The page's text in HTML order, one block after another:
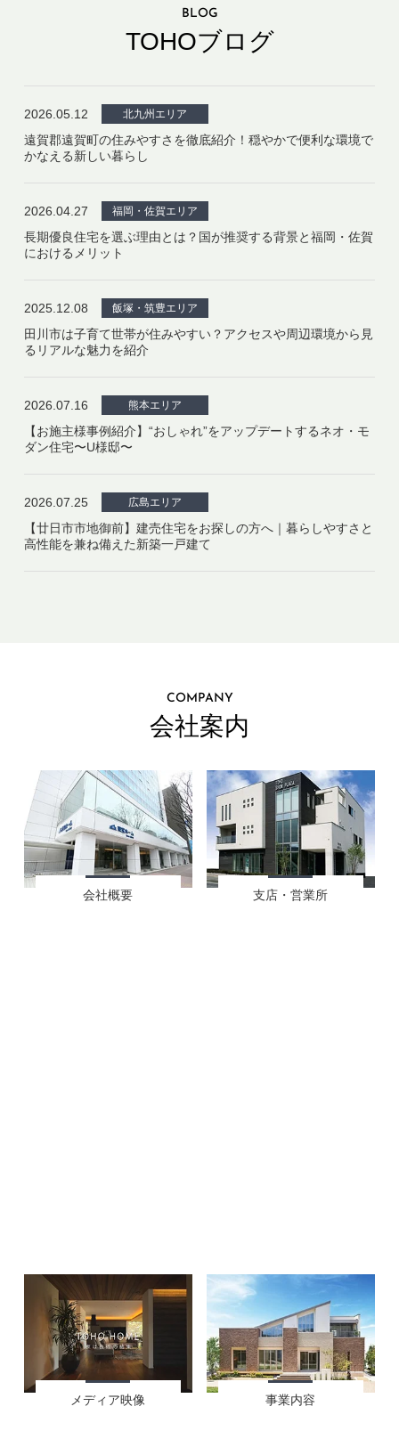
BLOG
TOHOブログ
2026.05.12 北九州エリア
遠賀郡遠賀町の住みやすさを徹底紹介！穏やかで便利な環境で
かなえる新しい暮らし
2026.04.27 福岡・佐賀エリア
長期優良住宅を選ぶ理由とは？国が推奨する背景と福岡・佐賀
におけるメリット
2025.12.08 飯塚・筑豊エリア
田川市は子育て世帯が住みやすい？アクセスや周辺環境から見
るリアルな魅力を紹介
2026.07.16 熊本エリア
【お施主様事例紹介】“おしゃれ”をアップデートするネオ・モ
ダン住宅〜U様邸〜
2026.07.25 広島エリア
【廿日市市地御前】建売住宅をお探しの方へ｜暮らしやすさと
高性能を兼ね備えた新築一戸建て
COMPANY
会社案内
会社概要 支店・営業所
メディア映像 事業内容